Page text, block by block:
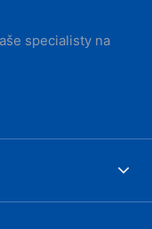
specialisty na